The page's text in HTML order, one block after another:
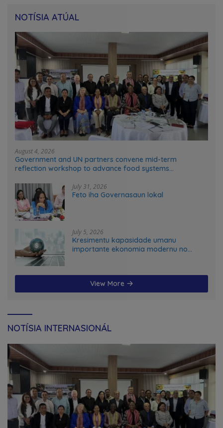
NOTÍSIA ATÚAL
August 4, 2026
Government and UN partners convene mid-term
reflection workshop to advance food systems
July 31, 2026
Feto iha Governasaun lokal
July 5, 2026
Kresimentu kapasidade umanu
importante ekonomia modernu no
View More
NOTÍSIA INTERNASIONÁL